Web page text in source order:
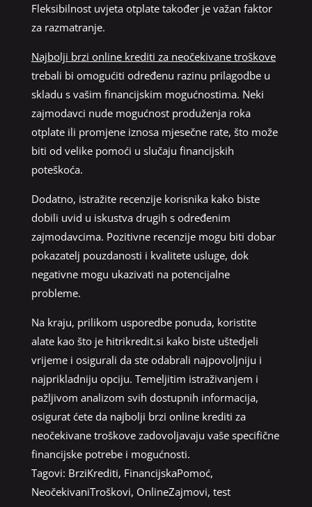
Fleksibilnost uvjeta otplate također je važan faktor
za razmatranje.
Najbolji brzi online krediti za neočekivane troškove
trebali bi omogućiti određenu razinu prilagodbe u
skladu s vašim financijskim mogućnostima. Neki
zajmodavci nude mogućnost produženja roka
otplate ili promjene iznosa mjesečne rate, što može
biti od velike pomoći u slučaju financijskih
poteškoća.
Dodatno, istražite recenzije korisnika kako biste
dobili uvid u iskustva drugih s određenim
zajmodavcima. Pozitivne recenzije mogu biti dobar
pokazatelj pouzdanosti i kvalitete usluge, dok
negativne mogu ukazivati na potencijalne
probleme.
Na kraju, prilikom usporedbe ponuda, koristite
alate kao što je hitrikredit.si kako biste uštedjeli
vrijeme i osigurali da ste odabrali najpovoljniju i
najprikladniju opciju. Temeljitim istraživanjem i
pažljivom analizom svih dostupnih informacija,
osigurat ćete da najbolji brzi online krediti za
neočekivane troškove zadovoljavaju vaše specifične
financijske potrebe i mogućnosti.
Tagovi: BrziKrediti, FinancijskaPomoć,
NeočekivaniTroškovi, OnlineZajmovi, test